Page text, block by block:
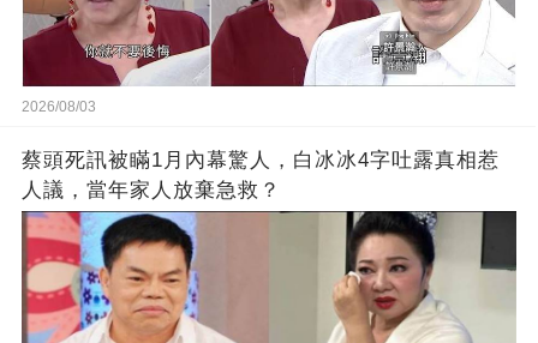
2026/08/03
蔡頭死訊被瞞1月內幕驚人，白冰冰4字吐露真相惹
人議，當年家人放棄急救？